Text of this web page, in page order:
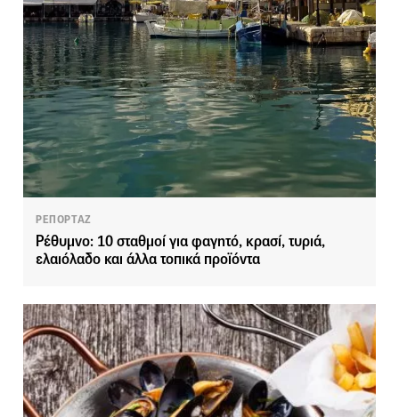
ΡΕΠΟΡΤΑΖ
Ρέθυμνο: 10 σταθμοί για φαγητό, κρασί, τυριά,
ελαιόλαδο και άλλα τοπικά προϊόντα